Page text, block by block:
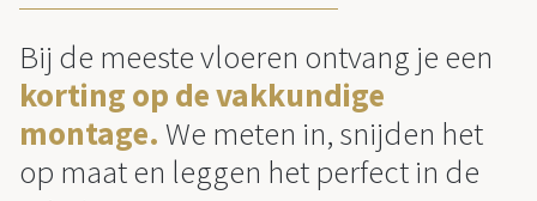
Bij de meeste vloeren ontvang je een
korting op de vakkundige
montage. We meten in, snijden het
op maat en leggen het perfect in de